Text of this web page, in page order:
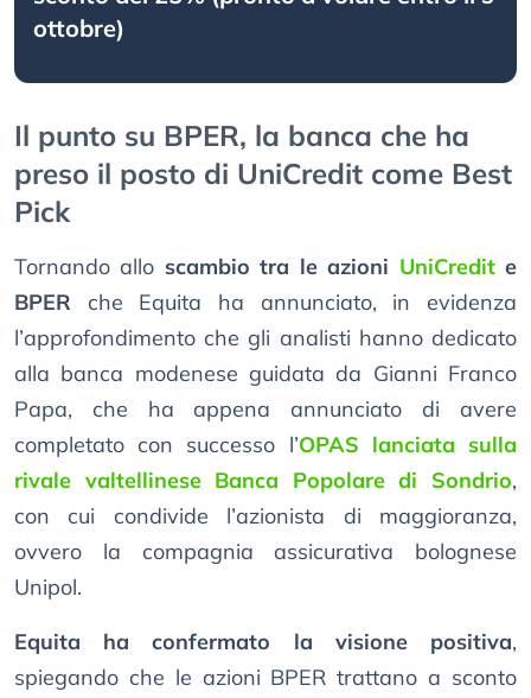
ottobre)
Il punto su BPER, la banca che ha
preso il posto di UniCredit come Best
Pick
Tornando allo scambio tra le azioni UniCredite
BPER che Equita ha annunciato, in evidenza
l’approfondimento che gli analisti hanno dedicato
alla banca modenese guidata da Gianni Franco
Papa, che ha appena annunciato di avere
completato con successo l’OPAS lanciata sulla
rivale valtellinese Banca Popolare di Sondrio,
con cui condivide l’azionista di maggioranza,
ovvero la compagnia assicurativa bolognese
Unipol.
Equita ha confermato la visione positiva,
spiegando che le azioni BPER trattano a sconto